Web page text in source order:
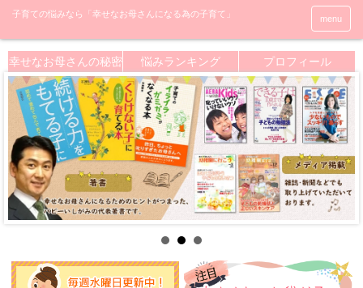
menu
幸せなお母さんの秘密 悩みランキング プロフィール